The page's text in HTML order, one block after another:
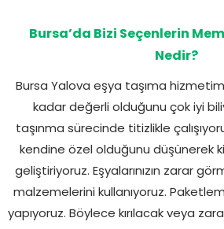
Bursa’da Bizi Seçenlerin
Nedir?
Bursa Yalova eşya taşıma
kadar değerli olduğunu çok iyi
taşınma sürecinde titizlikle
kendine özel olduğunu düşünerek
geliştiriyoruz. Eşyalarınızın zarar
malzemelerini kullanıyoruz.
yapıyoruz. Böylece kırılacak veya